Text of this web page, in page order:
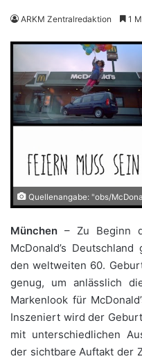
ARKM Zentralredaktion 1
Quellenangabe: "obs/
München – Zu Beginn
McDonald’s
den weltweiten 60.
genug, um anlässlich
Markenlook für
Inszeniert wird der
mit unterschiedlichen
der sichtbare Auftakt der